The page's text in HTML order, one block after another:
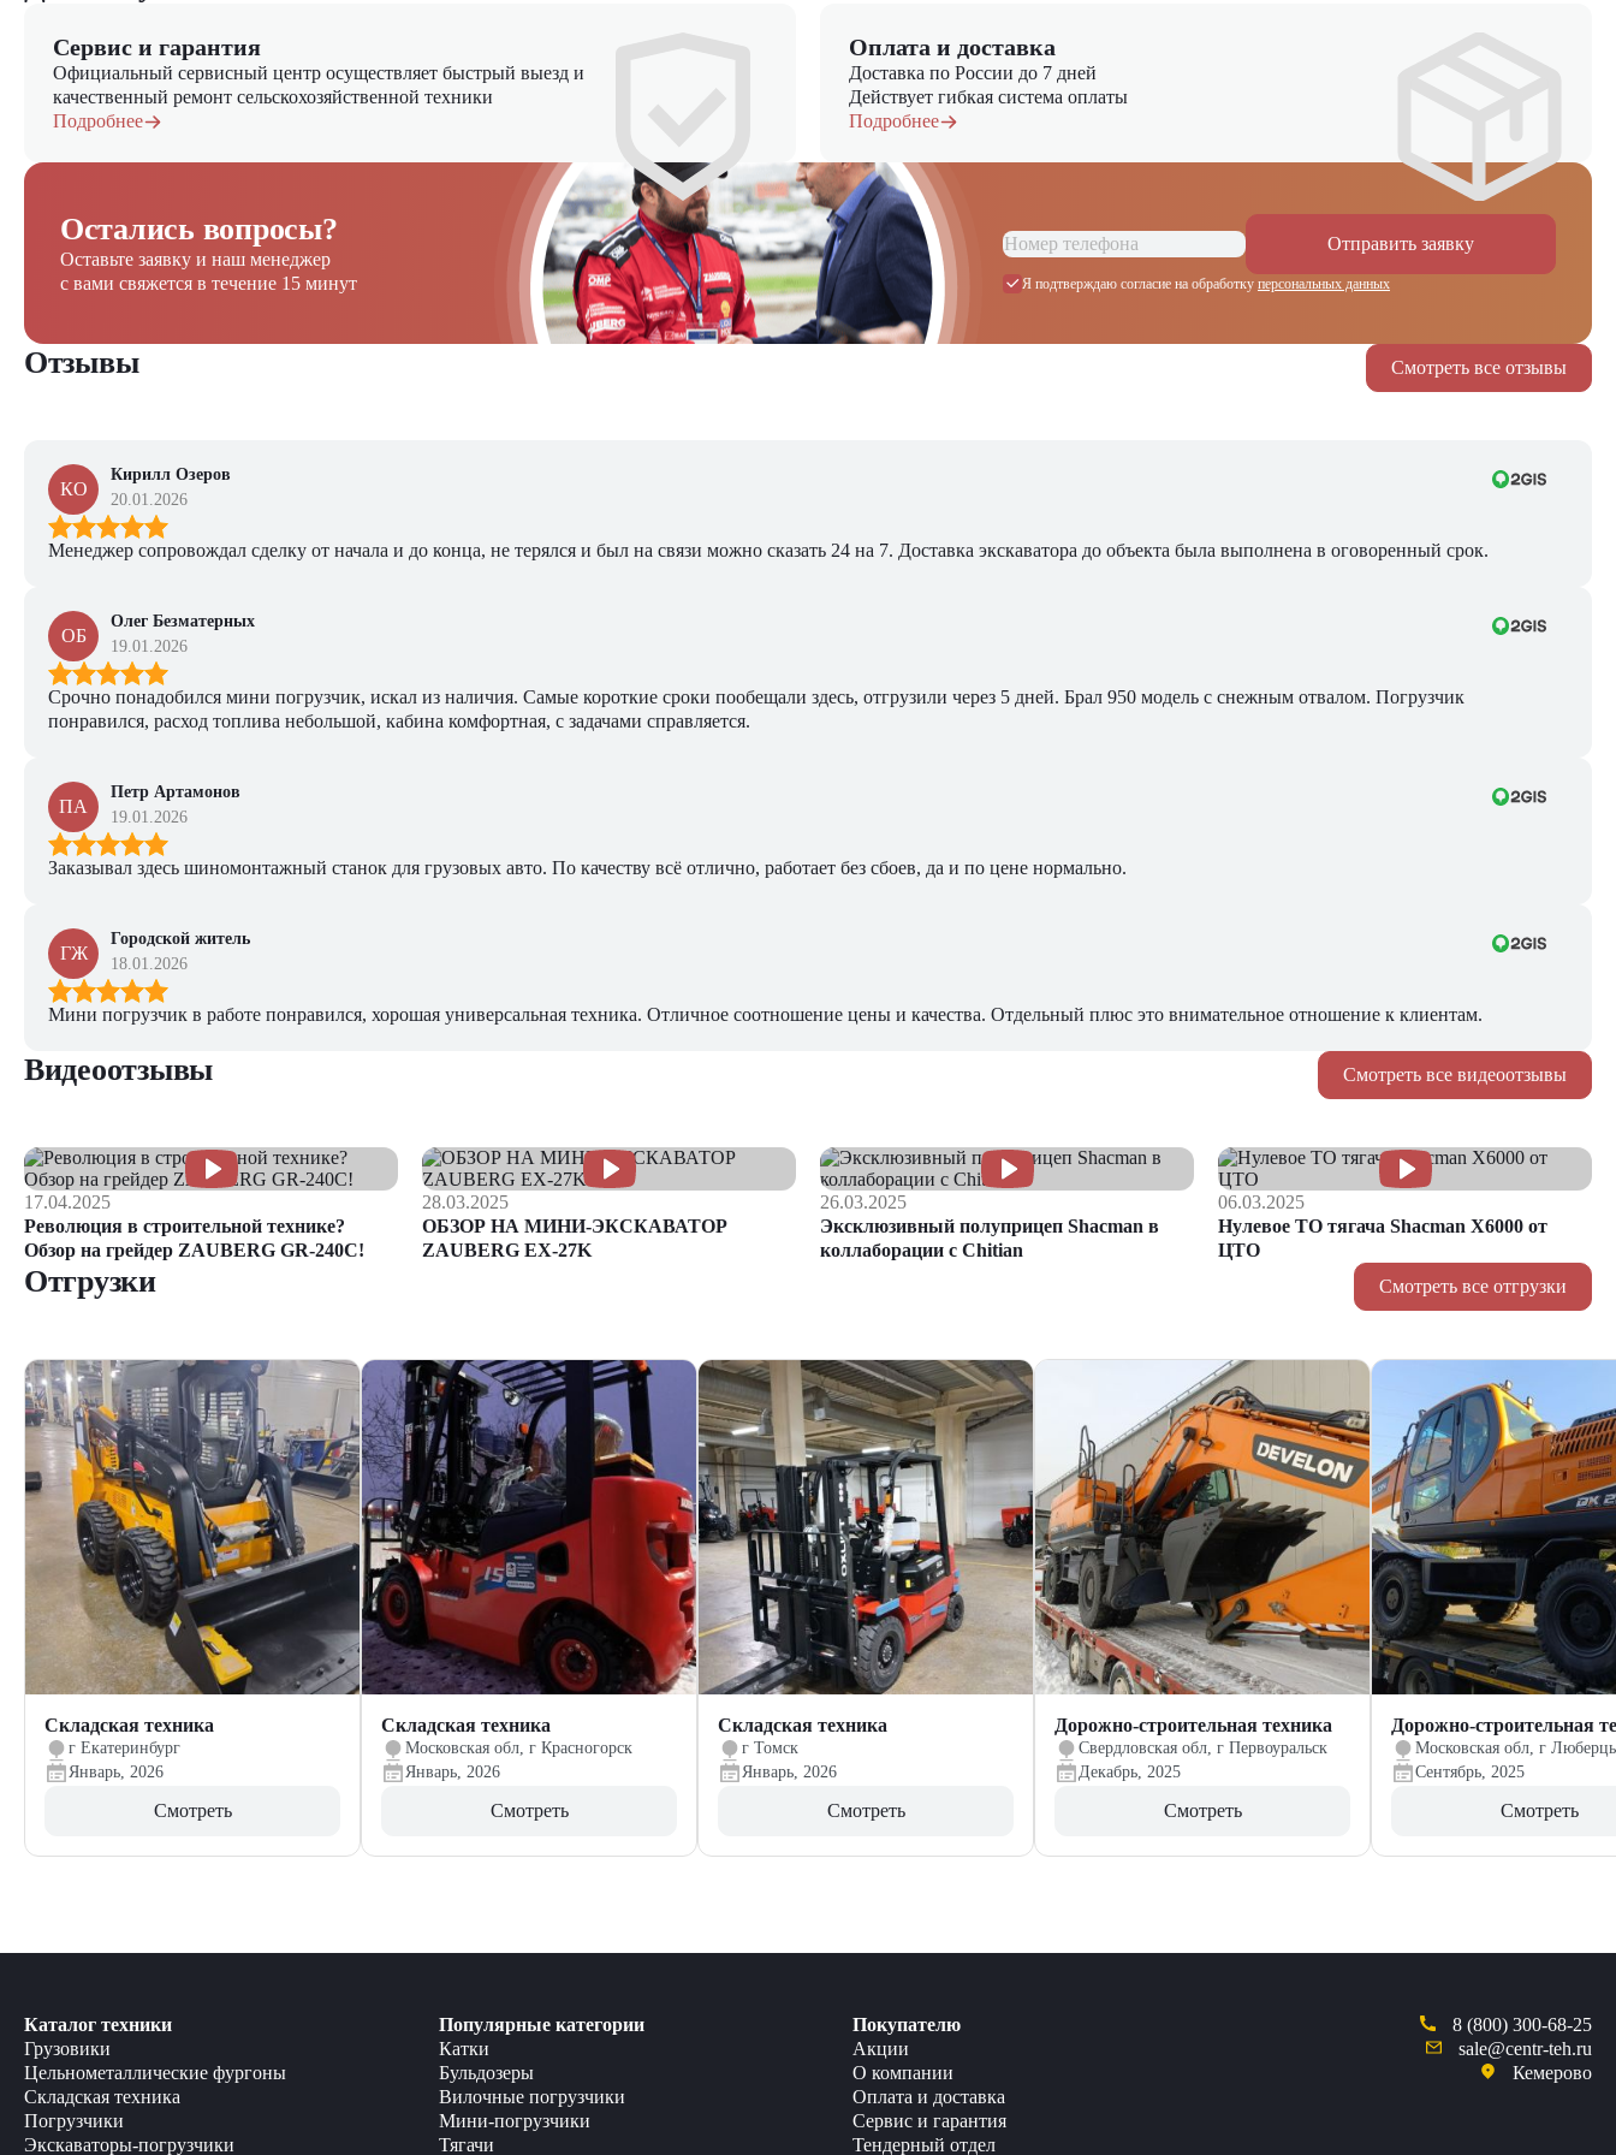
Сервис и гарантия
Официальный сервисный центр осуществляет быстрый выезд и
качественный ремонт сельскохозяйственной техники
Подробнее
Оплата и доставка
Доставка по России до 7 дней
Действует гибкая система оплаты
Подробнее
Остались вопросы?
Оставьте заявку и наш менеджер
с вами свяжется в течение 15 минут
Отправить заявку
Я подтверждаю согласие на обработку персональных данных
Смотреть все отзывы
Отзывы
КО
Кирилл Озеров
20.01.2026
Менеджер сопровождал сделку от начала и до конца, не терялся и был на связи можно сказать 24 на 7. Доставка экскаватора до объекта была выполнена в оговоренный срок.
ОБ
Олег Безматерных
19.01.2026
Срочно понадобился мини погрузчик, искал из наличия. Самые короткие сроки пообещали здесь, отгрузили через 5 дней. Брал 950 модель с снежным отвалом. Погрузчик
понравился, расход топлива небольшой, кабина комфортная, с задачами справляется.
ПА
Петр Артамонов
19.01.2026
Заказывал здесь шиномонтажный станок для грузовых авто. По качеству всё отлично, работает без сбоев, да и по цене нормально.
ГЖ
Городской житель
18.01.2026
Мини погрузчик в работе понравился, хорошая универсальная техника. Отличное соотношение цены и качества. Отдельный плюс это внимательное отношение к клиентам.
Смотреть все видеоотзывы
Видеоотзывы
17.04.2025
Революция в строительной технике?
Обзор на грейдер ZAUBERG GR-240C!
28.03.2025
ОБЗОР НА МИНИ-ЭКСКАВАТОР
ZAUBERG EX-27K
26.03.2025
Эксклюзивный полуприцеп Shacman в
коллаборации с Chitian
06.03.2025
Нулевое ТО тягача Shacman Х6000 от
ЦТО
Смотреть все отгрузки
Отгрузки
Складская техника
г Екатеринбург
Январь, 2026
Смотреть
Складская техника
Московская обл, г Красногорск
Январь, 2026
Смотреть
Складская техника
г Томск
Январь, 2026
Смотреть
Дорожно-строительная техника
Свердловская обл, г Первоуральск
Декабрь, 2025
Смотреть
Дорожно-строительная
Московская обл, г
Сентябрь, 2025
Смотреть
Каталог техники
Грузовики
Цельнометаллические фургоны
Складская техника
Погрузчики
Экскаваторы-погрузчики
Популярные категории
Катки
Бульдозеры
Вилочные погрузчики
Мини-погрузчики
Тягачи
Покупателю
Акции
О компании
Оплата и доставка
Сервис и гарантия
Тендерный отдел
8 (800) 300-68-25
sale@centr-teh.ru
Кемерово